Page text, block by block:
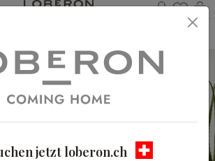
Du
jetzt loberon.ch